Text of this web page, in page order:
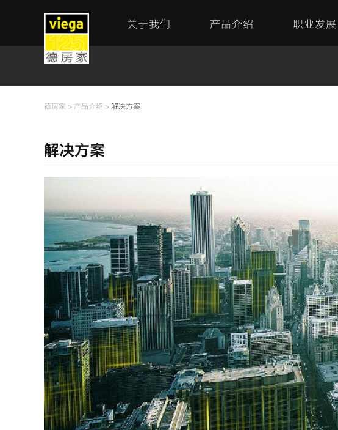
关于我们 产品介绍 职业发展
德房家 > 产品介绍 > 解决方案
解决方案